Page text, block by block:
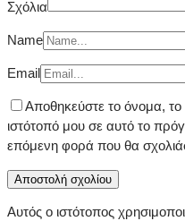
Σχόλια
Name
Email
Αποθηκεύστε το όνομα, το
ιστότοπό μου σε αυτό το
επόμενη φορά που θα
Αυτός ο ιστότοπος